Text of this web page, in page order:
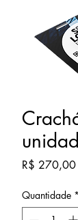
R$ 270,00
Quantidade *